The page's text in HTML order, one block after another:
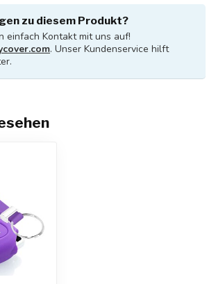
zu diesem Produkt?
einfach Kontakt mit uns auf!
. Unser Kundenservice hilft